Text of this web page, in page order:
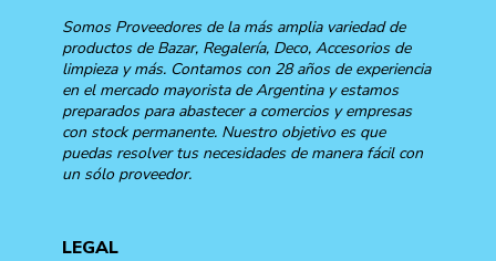
Somos Proveedores de la más amplia variedad de
productos de Bazar, Regalería, Deco, Accesorios de
limpieza y más. Contamos con 28 años de experiencia
en el mercado mayorista de Argentina y estamos
preparados para abastecer a comercios y empresas
con stock permanente. Nuestro objetivo es que
puedas resolver tus necesidades de manera fácil con
un sólo proveedor.
LEGAL